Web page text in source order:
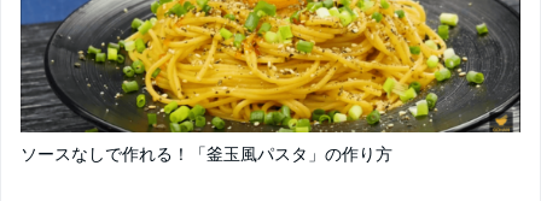
ソースなしで作れる！「釜玉風パスタ」の作り方